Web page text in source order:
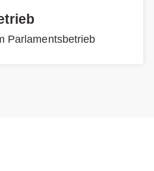
Parlamentsbetrieb